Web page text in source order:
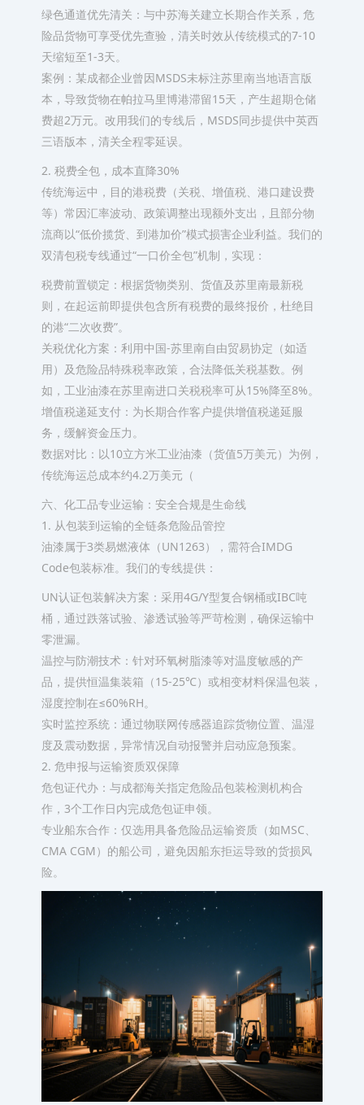
绿色通道优先清关：与中苏海关建立长期合作关系，危
险品货物可享受优先查验，清关时效从传统模式的7-10
天缩短至1-3天。
案例：某成都企业曾因MSDS未标注苏里南当地语言版
本，导致货物在帕拉马里博港滞留15天，产生超期仓储
费超2万元。改用我们的专线后，MSDS同步提供中英西
三语版本，清关全程零延误。
2. 税费全包，成本直降30%
传统海运中，目的港税费（关税、增值税、港口建设费
等）常因汇率波动、政策调整出现额外支出，且部分物
流商以“低价揽货、到港加价”模式损害企业利益。我们的
双清包税专线通过“一口价全包”机制，实现：
税费前置锁定：根据货物类别、货值及苏里南最新税
则，在起运前即提供包含所有税费的最终报价，杜绝目
的港“二次收费”。
关税优化方案：利用中国-苏里南自由贸易协定（如适
用）及危险品特殊税率政策，合法降低关税基数。例
如，工业油漆在苏里南进口关税税率可从15%降至8%。
增值税递延支付：为长期合作客户提供增值税递延服
务，缓解资金压力。
数据对比：以10立方米工业油漆（货值5万美元）为例，
传统海运总成本约4.2万美元（
六、化工品专业运输：安全合规是生命线
1. 从包装到运输的全链条危险品管控
油漆属于3类易燃液体（UN1263），需符合IMDG
Code包装标准。我们的专线提供：
UN认证包装解决方案：采用4G/Y型复合钢桶或IBC吨
桶，通过跌落试验、渗透试验等严苛检测，确保运输中
零泄漏。
温控与防潮技术：针对环氧树脂漆等对温度敏感的产
品，提供恒温集装箱（15-25℃）或相变材料保温包装，
湿度控制在≤60%RH。
实时监控系统：通过物联网传感器追踪货物位置、温湿
度及震动数据，异常情况自动报警并启动应急预案。
2. 危申报与运输资质双保障
危包证代办：与成都海关指定危险品包装检测机构合
作，3个工作日内完成危包证申领。
专业船东合作：仅选用具备危险品运输资质（如MSC、
CMA CGM）的船公司，避免因船东拒运导致的货损风
险。